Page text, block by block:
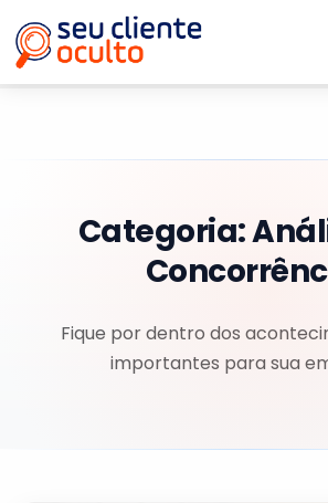
Categoria:
Fique por dentro dos
importantes para sua